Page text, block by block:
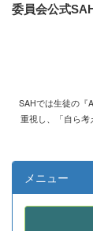
委員会公式
SAHでは生徒の『
重視し、
「自ら
メニュー